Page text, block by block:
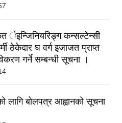
र्इन्जिनियरिङ्ग कन्सल्टेन्सी
ठेकेदार घ वर्ग इजाजत प्राप्त
गर्ने सम्बन्धी सूचना ।
लागि बोलपत्र आह्वानको सूचना